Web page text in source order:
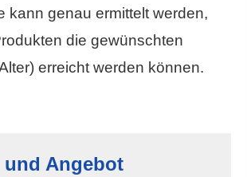
kann genau ermittelt werden,
die gewünschten
erreicht werden können.
und Angebot